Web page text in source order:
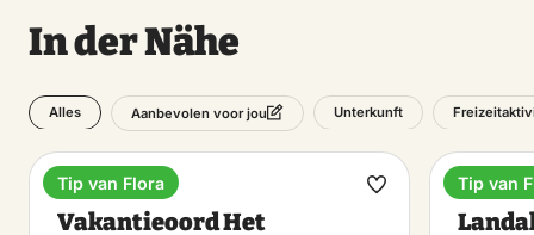
In der Nähe
Alles Aanbevolen voor jou Unterkunft
Ferienpark
Vakantieoord Het
Tip van Flora
Favorit
Tip van